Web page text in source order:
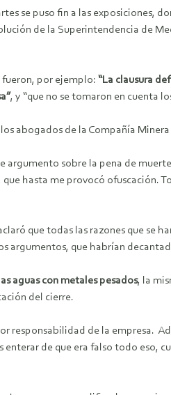
se puso fin a las exposiciones,
de la Superintendencia de
fueron, por ejemplo: “La clausura
, y “que no se tomaron en cuenta
abogados de la Compañía
sobre la pena de
hasta me provocó
que todas las razones que se
argumentos, que habrían
aguas con metales pesados, la
del cierre.
responsabilidad de la empresa.
enterar de que era falso todo eso,